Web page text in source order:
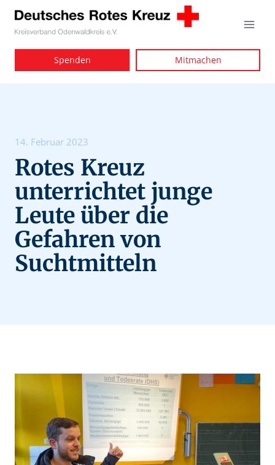
Zum
Inhalt
Spenden Mitmachen
14. Februar 2023
Rotes Kreuz
unterrichtet junge
Leute über die
Gefahren von
Suchtmitteln